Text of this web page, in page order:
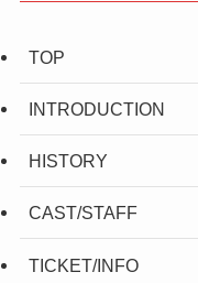
TOP
INTRODUCTION
HISTORY
CAST/STAFF
TICKET/INFO